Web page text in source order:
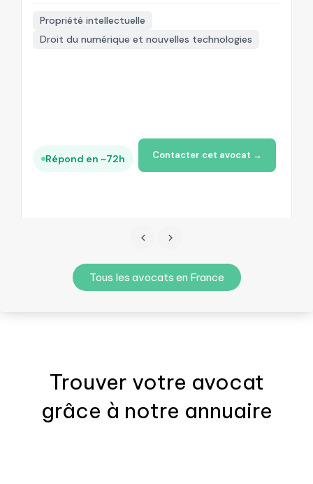
Propriété intellectuelle
Droit du numérique et nouvelles technologies
Répond en ~72h Contacter cet avocat →
Tous les avocats en France
Trouver votre avocat
grâce à notre annuaire